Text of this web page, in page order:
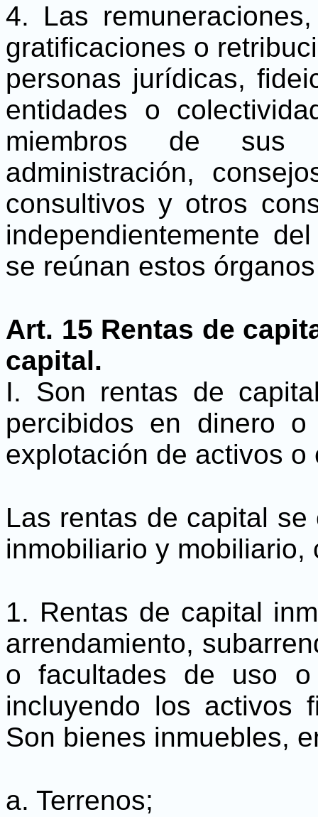
4. Las
gratificaciones o
personas jurídicas,
entidades o
miembros de sus
administración,
consultivos y otros
independientemente
se reúnan estos
Art. 15 Rentas de
capital.
I. Son rentas de
percibidos en dinero
explotación de activos
Las rentas de capital
inmobiliario y mobiliario,
1. Rentas de capital
arrendamiento,
o facultades de uso
incluyendo los activos
Son bienes inmuebles,
a. Terrenos;